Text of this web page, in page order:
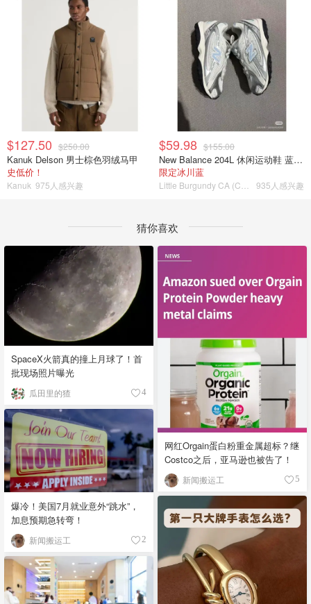
$127.50 $250.00
Kanuk Delson 男士棕色羽绒马甲
史低价！
Kanuk 975人感兴趣
$59.98 $155.00
New Balance 204L 休闲运动鞋 蓝银色
限定冰川蓝
935人感兴趣
猜你喜欢
SpaceX火箭真的撞上月球了！首
批现场照片曝光
瓜田里的猹 4
网红Orgain蛋白粉重金属超标？继
Costco之后，亚马逊也被告了！
新闻搬运工 5
爆冷！美国7月就业意外“跳水”，
加息预期急转弯！
新闻搬运工 2